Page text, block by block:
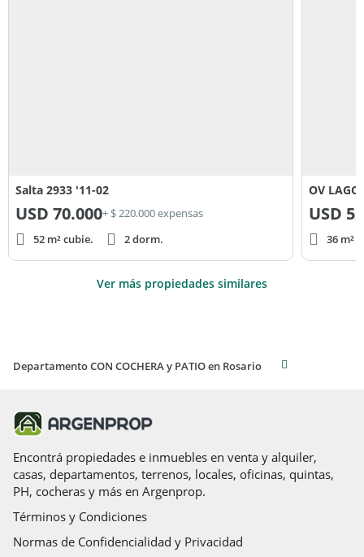
Salta 2933 '11-02
USD 70.000+ $ 220.000 expensas
52 m² cubie.
2 dorm.
OV
USD
36 m²
Ver más propiedades similares
Departamento CON COCHERA y PATIO en Rosario
Encontrá propiedades e inmuebles en venta y alquiler,
casas, departamentos, terrenos, locales, oficinas, quintas,
PH, cocheras y más en Argenprop.
Términos y Condiciones
Normas de Confidencialidad y Privacidad